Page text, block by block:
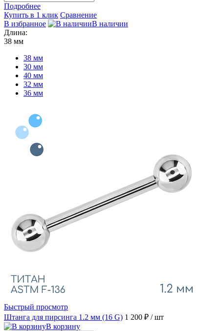
Подробнее
Купить в 1 клик Сравнение
В избранное
В наличии
Длина:
38 мм
38 мм
30 мм
40 мм
32 мм
36 мм
Быстрый просмотр
Штанга для пирсинга 1.2 мм (16 G) 1 200 ₽ / шт
В корзину